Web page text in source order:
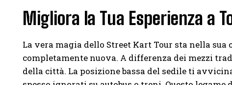
Migliora la Tua Esperienza a
La vera magia dello Street Kart Tour sta nella
completamente nuova. A differenza dei mezzi
della città. La posizione bassa del sedile ti